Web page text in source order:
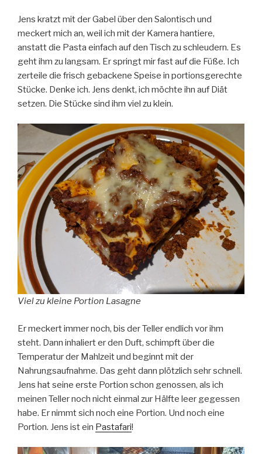
Jens kratzt mit der Gabel über den Salontisch und
meckert mich an, weil ich mit der Kamera hantiere,
anstatt die Pasta einfach auf den Tisch zu schleudern. Es
geht ihm zu langsam. Er springt mir fast auf die Füße. Ich
zerteile die frisch gebackene Speise in portionsgerechte
Stücke. Denke ich. Jens denkt, ich möchte ihn auf Diät
setzen. Die Stücke sind ihm viel zu klein.
Viel zu kleine Portion Lasagne
Er meckert immer noch, bis der Teller endlich vor ihm
steht. Dann inhaliert er den Duft, schimpft über die
Temperatur der Mahlzeit und beginnt mit der
Nahrungsaufnahme. Das geht dann plötzlich sehr schnell.
Jens hat seine erste Portion schon genossen, als ich
meinen Teller noch nicht einmal zur Hälfte leer gegessen
habe. Er nimmt sich noch eine Portion. Und noch eine
Portion. Jens ist ein Pastafari!